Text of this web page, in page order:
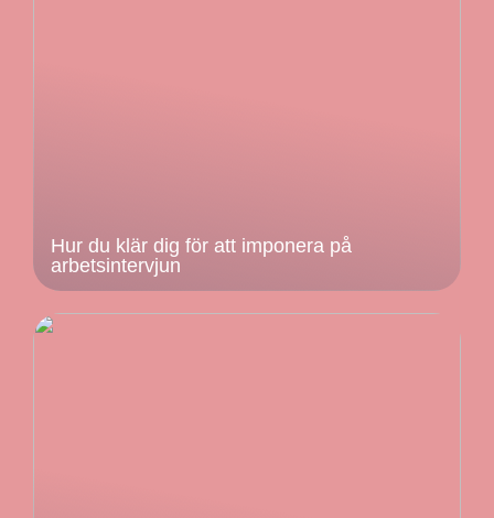
Hur du klär dig för att imponera på
arbetsintervjun